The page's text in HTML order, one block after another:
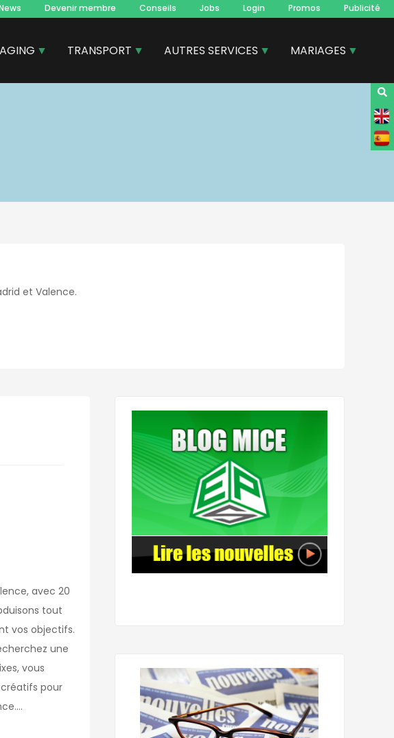
Devenir membre Conseils Jobs Login Promos Publicité
TRANSPORT AUTRES SERVICES MARIAGES
et Valence.
avec 20
tout
vos objectifs.
une
vous
pour